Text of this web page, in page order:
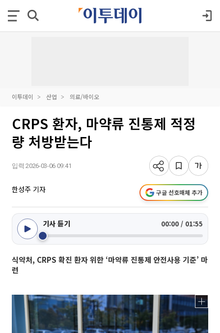
이투데이 산업 의료/바이오
CRPS 환자, 마약류 진통제 적정
량 처방받는다
입력 2026-03-06 09:41
한성주 기자 구글 선호매체 추가
기사 듣기 00:00 / 01:55
식약처, CRPS 확진 환자 위한 ‘마약류 진통제 안전사용 기준’ 마
련